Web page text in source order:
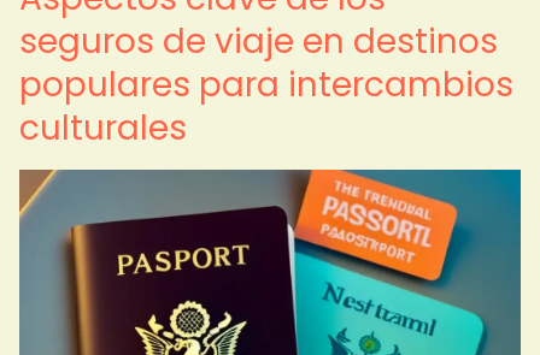
seguros de viaje en destinos
populares para intercambios
culturales